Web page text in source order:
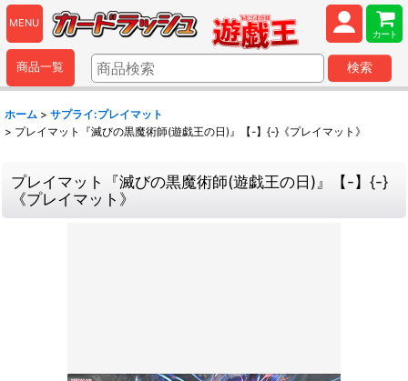
MENU
カート
商品一覧 検索
ホーム > サプライ:プレイマット
> プレイマット『滅びの黒魔術師(遊戯王の日)』【-】{-}《プレイマット》
プレイマット『滅びの黒魔術師(遊戯王の日)』【-】{-}
《プレイマット》